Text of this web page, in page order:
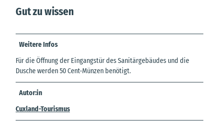
Gut zu wissen
Weitere Infos
Für die Öffnung der Eingangstür des Sanitärgebäudes und die
Dusche werden 50 Cent-Münzen benötigt.
Autor:in
Cuxland-Tourismus